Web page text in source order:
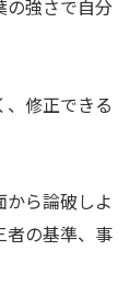
の強さで自分
修正できる
ら論破しよ
者の基準、事